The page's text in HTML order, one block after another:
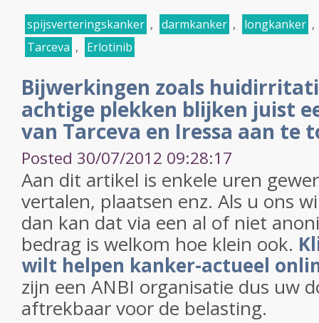
spijsverteringskanker , darmkanker , longkanker ,
Tarceva , Erlotinib
Bijwerkingen zoals
achtige plekken blijken juist
van Tarceva en Iressa aan te
Posted 30/07/2012 09:28:17
Aan dit artikel is enkele uren
vertalen, plaatsen enz. Als u ons
dan kan dat via een al of niet
bedrag is welkom hoe klein ook.
wilt helpen kanker-actueel
zijn een ANBI organisatie dus uw
aftrekbaar voor de belasting.